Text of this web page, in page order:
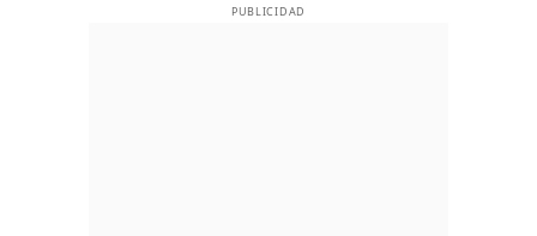
PUBLICIDAD